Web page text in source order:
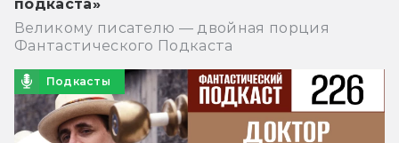
подкаста»
Великому писателю — двойная порция
Фантастического Подкаста
Подкасты